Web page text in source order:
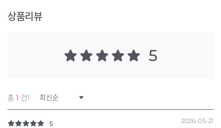
상품리뷰
5
총1 건의 리뷰
5 2026-05-21